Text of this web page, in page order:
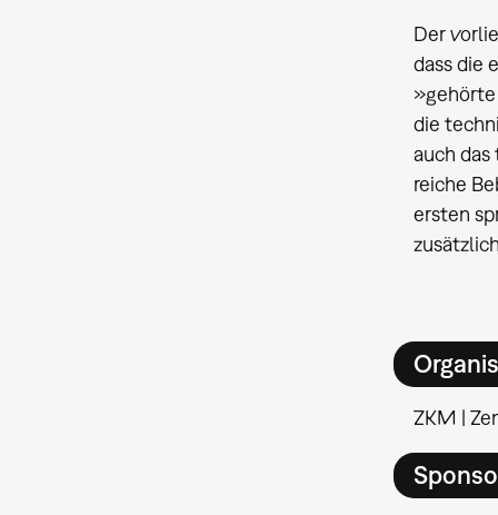
Der
dass die
die
auch
reiche
ersten
ZKM |